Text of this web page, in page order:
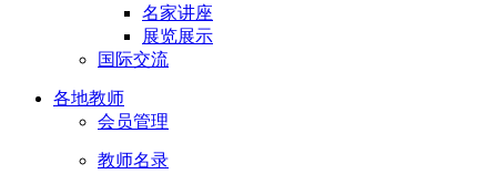
名家讲座
展览展示
国际交流
各地教师
会员管理
教师名录